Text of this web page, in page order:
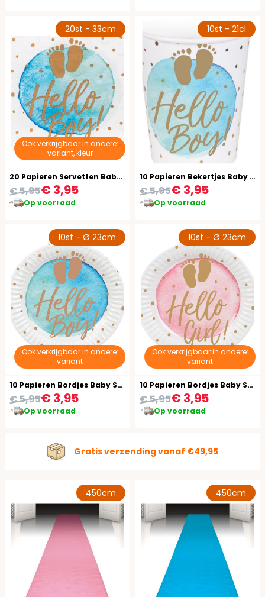
Ook verkrijgbaar in andere:
variant, kleur
20st - 33cm
20 Papieren Servetten Baby Shower Jongen
€ 3,95
€ 5,95
Op voorraad
10st - 21cl
10 Papieren Bekertjes Baby Shower Jongen
€ 3,95
€ 5,95
Op voorraad
Ook verkrijgbaar in andere:
variant
10st - Ø 23cm
10 Papieren Bordjes Baby Shower Jongen
€ 3,95
€ 5,95
Op voorraad
Ook verkrijgbaar in andere:
variant
10st - Ø 23cm
10 Papieren Bordjes Baby Shower Meisje
€ 3,95
€ 5,95
Op voorraad
Gratis verzending vanaf €49,95
450cm 450cm